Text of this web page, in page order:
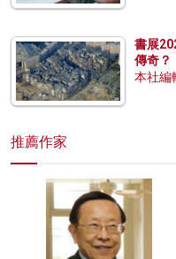
書展
傳奇？
本社編
推薦作家